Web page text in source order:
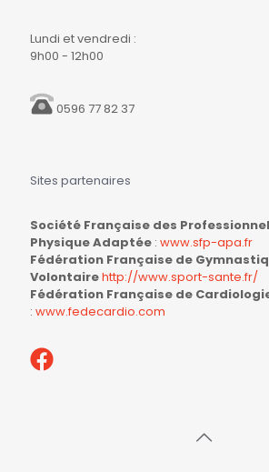
Lundi et vendredi :
9h00 - 12h00
0596 77 82 37
Sites partenaires
Société Française des
Physique Adaptée : www.sfp-apa.fr
Fédération Française de
Volontairehttp://www.sport-sante.fr/
Fédération Française de
: www.fedecardio.com